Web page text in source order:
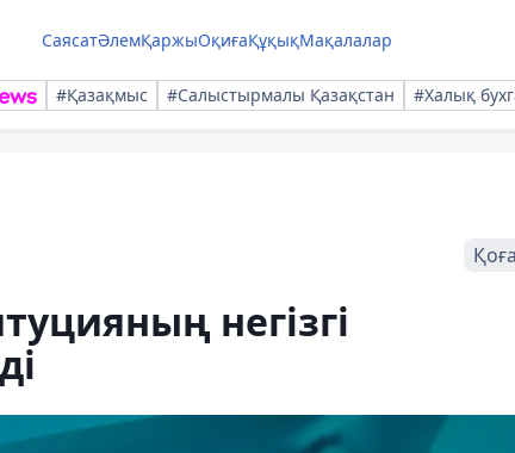
СаясатӘлемҚаржыОқиғаҚұқықМақалалар
#Қазақмыс #Салыстырмалы Қазақстан #Халық
негізгі